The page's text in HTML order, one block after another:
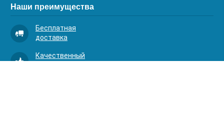
Наши преимущества
Бесплатная
доставка
Качественный